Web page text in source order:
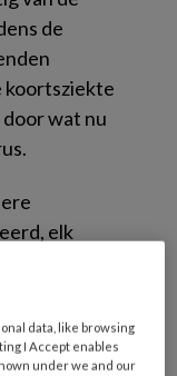
de
koortsziekte
wat nu
elk
data, like browsing
I Accept enables
under we and our